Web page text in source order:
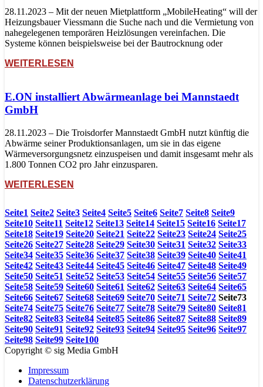
28.11.2023 – Mit der neuen Mietplattform „MobileHeating“ will der
Heizungsbauer Viessmann die Suche nach und die Vermietung von
nahegelegenen temporären Heizlösungen vereinfachen. Die
Systeme können beispielsweise bei der Bautrocknung oder
WEITERLESEN
E.ON installiert Abwärmeanlage bei Mannstaedt
GmbH
28.11.2023 – Die Troisdorfer Mannstaedt GmbH nutzt künftig die
Abwärme seiner Produktionsanlagen, um sie in das eigene
Wärmeversorgungsnetz einzuspeisen und damit insgesamt mehr als
1.800 Tonnen CO2 pro Jahr einzusparen.
WEITERLESEN
Seite1 Seite2 Seite3 Seite4 Seite5 Seite6 Seite7 Seite8 Seite9
Seite10 Seite11 Seite12 Seite13 Seite14 Seite15 Seite16 Seite17
Seite18 Seite19 Seite20 Seite21 Seite22 Seite23 Seite24 Seite25
Seite26 Seite27 Seite28 Seite29 Seite30 Seite31 Seite32 Seite33
Seite34 Seite35 Seite36 Seite37 Seite38 Seite39 Seite40 Seite41
Seite42 Seite43 Seite44 Seite45 Seite46 Seite47 Seite48 Seite49
Seite50 Seite51 Seite52 Seite53 Seite54 Seite55 Seite56 Seite57
Seite58 Seite59 Seite60 Seite61 Seite62 Seite63 Seite64 Seite65
Seite66 Seite67 Seite68 Seite69 Seite70 Seite71 Seite72 Seite73
Seite74 Seite75 Seite76 Seite77 Seite78 Seite79 Seite80 Seite81
Seite82 Seite83 Seite84 Seite85 Seite86 Seite87 Seite88 Seite89
Seite90 Seite91 Seite92 Seite93 Seite94 Seite95 Seite96 Seite97
Seite98 Seite99 Seite100
Copyright © sig Media GmbH
Impressum
Datenschutzerklärung